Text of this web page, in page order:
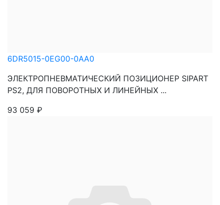
6DR5015-0EG00-0AA0
ЭЛЕКТРОПНЕВМАТИЧЕСКИЙ ПОЗИЦИОНЕР SIPART
PS2, ДЛЯ ПОВОРОТНЫХ И ЛИНЕЙНЫХ ...
93 059 ₽